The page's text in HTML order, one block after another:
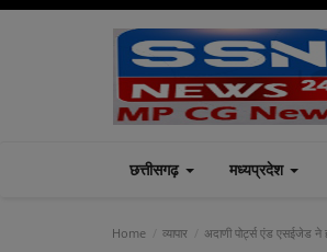
छत्तीसगढ़ मध्यप्रदेश
Home व्यापार अदाणी पोर्ट्स एंड एसईजेड ने